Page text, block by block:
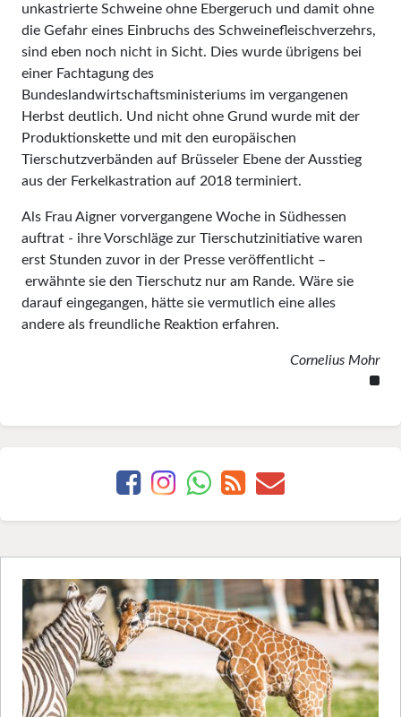
unkastrierte Schweine ohne Ebergeruch und damit ohne
die Gefahr eines Einbruchs des Schweinefleischverzehrs,
sind eben noch nicht in Sicht. Dies wurde übrigens bei
einer Fachtagung des
Bundeslandwirtschaftsministeriums im vergangenen
Herbst deutlich. Und nicht ohne Grund wurde mit der
Produktionskette und mit den europäischen
Tierschutzverbänden auf Brüsseler Ebene der Ausstieg
aus der Ferkelkastration auf 2018 terminiert.
Als Frau Aigner vorvergangene Woche in Südhessen
auftrat - ihre Vorschläge zur Tierschutzinitiative waren
erst Stunden zuvor in der Presse veröffentlicht –
erwähnte sie den Tierschutz nur am Rande. Wäre sie
darauf eingegangen, hätte sie vermutlich eine alles
andere als freundliche Reaktion erfahren.
Cornelius Mohr